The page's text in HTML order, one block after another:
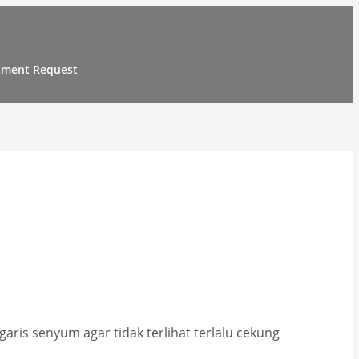
Request
senyum agar tidak terlihat terlalu cekung